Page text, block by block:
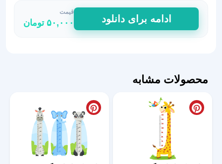
استیکر
اندازه
گیری
سیرک
عدد
ادامه برای دانلود
قیمت
۵۰,۰۰۰ تومان
محصولات مشابه